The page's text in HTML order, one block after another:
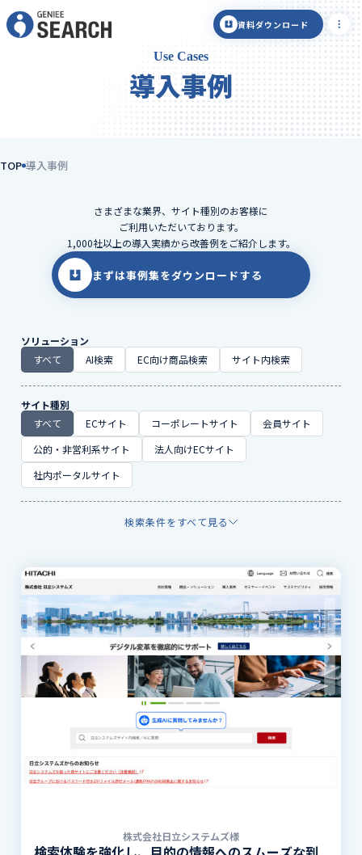
資料ダウンロード
Use Cases
導入事例
TOP 導入事例
さまざまな業界、サイト種別のお客様に
ご利用いただいております。
1,000社以上の導入実績から改善例をご紹介します。
まずは事例集をダウンロードする
ソリューション
すべて
AI検索 EC向け商品検索 サイト内検索
サイト種別
すべて
ECサイト コーポレートサイト
会員サイト
公的・非営利系サイト
法人向けECサイト
社内ポータルサイト
検索条件をすべて見る
株式会社日立システムズ様